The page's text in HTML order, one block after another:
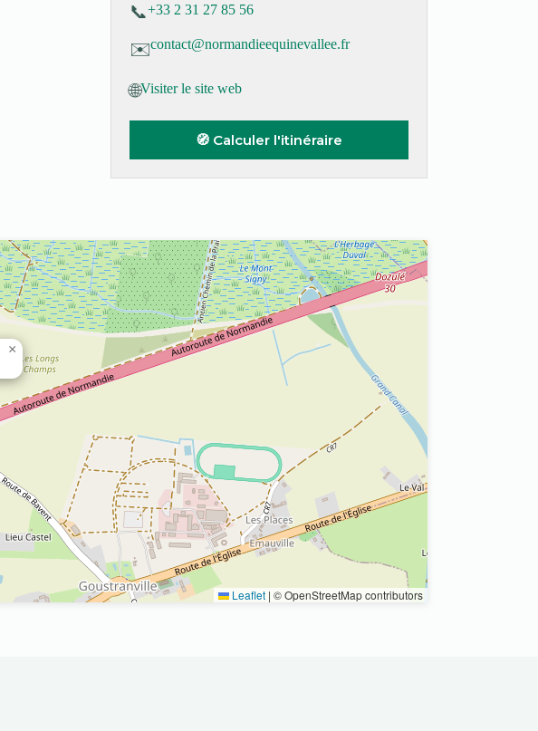
📞+33 2 31 27 85 56
✉️contact@normandieequinevallee.fr
🌐Visiter le site web
🧭 Calculer l'itinéraire
×
Leaflet | © OpenStreetMap contributors